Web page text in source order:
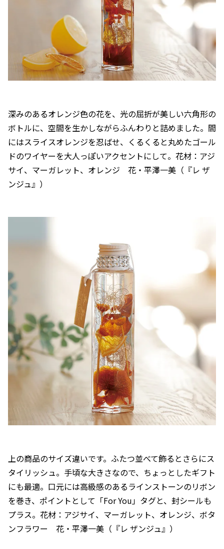
深みのあるオレンジ色の花を、光の屈折が美しい六角形の
ボトルに、空間を生かしながらふんわりと詰めました。間
にはスライスオレンジを忍ばせ、くるくると丸めたゴール
ドのワイヤーを大人っぽいアクセントにして。花材：アジ
サイ、マーガレット、オレンジ 花・平澤一美（『レ ザ
ンジュ』）
上の商品のサイズ違いです。ふたつ並べて飾るとさらにス
タイリッシュ。手頃な大きさなので、ちょっとしたギフト
にも最適。口元には高級感のあるラインストーンのリボン
を巻き、ポイントとして「For You」タグと、封シールも
プラス。花材：アジサイ、マーガレット、オレンジ、ボタ
ンフラワー 花・平澤一美（『レ ザンジュ』）